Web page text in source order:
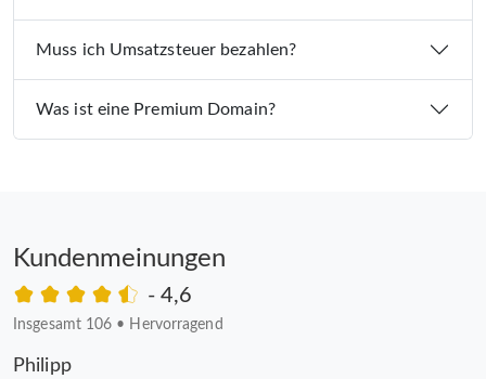
Muss ich Umsatzsteuer bezahlen?
Was ist eine Premium Domain?
Kundenmeinungen
- 4,6
Insgesamt 106 • Hervorragend
Philipp